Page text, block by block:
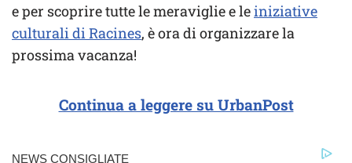
e per scoprire tutte le meraviglie e leiniziative
culturali di Racines, è ora di organizzare la
prossima vacanza!
Continua a leggere su UrbanPost